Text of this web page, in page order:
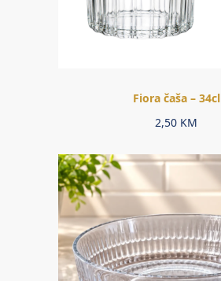
Fiora čaša – 34cl
2,50 KM